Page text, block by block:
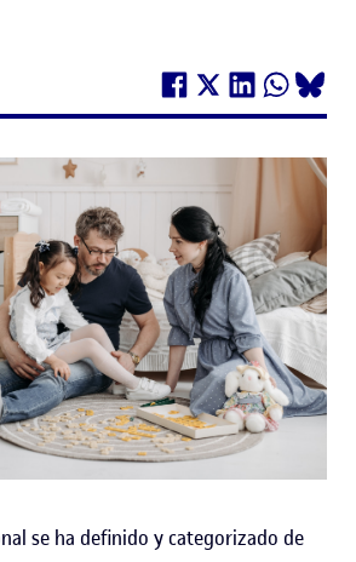
se ha definido y categorizado de